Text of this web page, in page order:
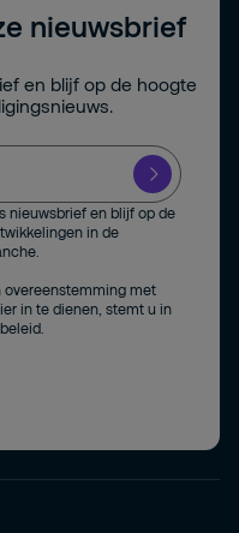
nieuwsbrief
en blijf op de hoogte
nieuwsbrief en blijf op de
in de
overeenstemming met
in te dienen, stemt u in